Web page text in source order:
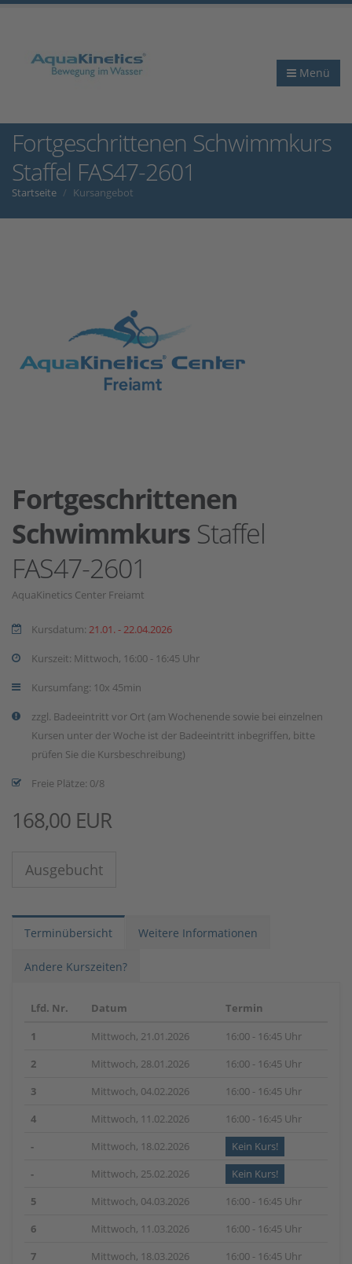
Menü
Fortgeschrittenen Schwimmkurs
Staffel FAS47-2601
Startseite Kursangebot
Fortgeschrittenen
Schwimmkurs Staffel
FAS47-2601
AquaKinetics Center Freiamt
Kursdatum: 21.01. - 22.04.2026
Kurszeit: Mittwoch, 16:00 - 16:45 Uhr
Kursumfang: 10x 45min
zzgl. Badeeintritt vor Ort (am Wochenende sowie bei einzelnen
Kursen unter der Woche ist der Badeeintritt inbegriffen, bitte
prüfen Sie die Kursbeschreibung)
Freie Plätze: 0/8
168,00 EUR
Ausgebucht
Terminübersicht Weitere Informationen
Andere Kurszeiten?
Lfd. Nr. Datum
Termin
1
Mittwoch, 21.01.2026
16:00 - 16:45 Uhr
2
Mittwoch, 28.01.2026
16:00 - 16:45 Uhr
3
Mittwoch, 04.02.2026
16:00 - 16:45 Uhr
4
Mittwoch, 11.02.2026
16:00 - 16:45 Uhr
-
Mittwoch, 18.02.2026
Kein Kurs!
-
Mittwoch, 25.02.2026
Kein Kurs!
5
Mittwoch, 04.03.2026
16:00 - 16:45 Uhr
6
Mittwoch, 11.03.2026
16:00 - 16:45 Uhr
7
Mittwoch, 18.03.2026
16:00 - 16:45 Uhr